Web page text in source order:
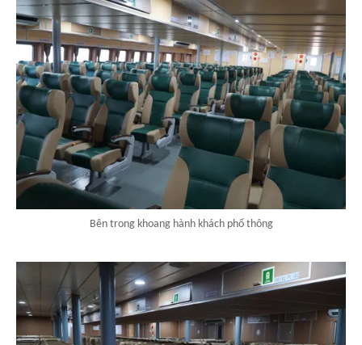
Bên trong khoang hành khách phổ thông